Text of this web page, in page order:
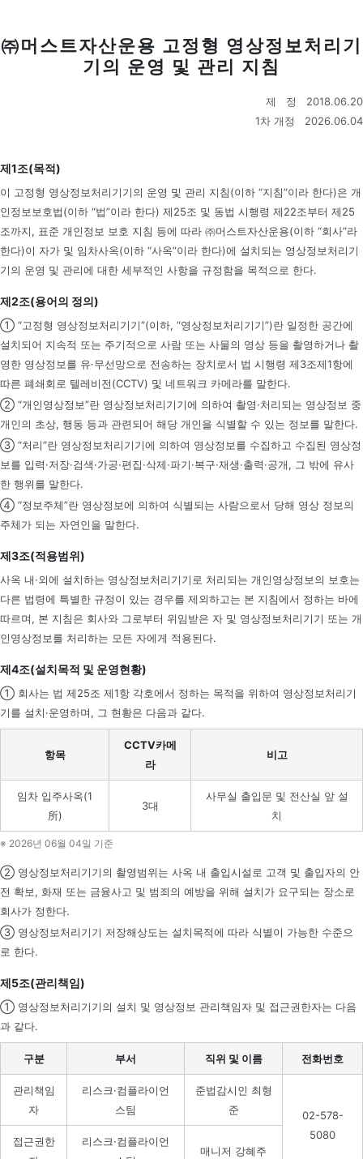
㈜머스트자산운용 고정형 영상정보처리기
기의 운영 및 관리 지침
제 정 2018.06.20
1차 개정 2026.06.04
제1조(목적)
이 고정형 영상정보처리기기의 운영 및 관리 지침(이하 “지침”이라 한다)은 개
인정보보호법(이하 “법”이라 한다) 제25조 및 동법 시행령 제22조부터 제25
조까지, 표준 개인정보 보호 지침 등에 따라 ㈜머스트자산운용(이하 “회사”라
한다)이 자가 및 임차사옥(이하 “사옥”이라 한다)에 설치되는 영상정보처리기
기의 운영 및 관리에 대한 세부적인 사항을 규정함을 목적으로 한다.
제2조(용어의 정의)
① “고정형 영상정보처리기기”(이하, “영상정보처리기기”)란 일정한 공간에
설치되어 지속적 또는 주기적으로 사람 또는 사물의 영상 등을 촬영하거나 촬
영한 영상정보를 유·무선망으로 전송하는 장치로서 법 시행령 제3조제1항에
따른 폐쇄회로 텔레비전(CCTV) 및 네트워크 카메라를 말한다.
② “개인영상정보”란 영상정보처리기기에 의하여 촬영·처리되는 영상정보 중
개인의 초상, 행동 등과 관련되어 해당 개인을 식별할 수 있는 정보를 말한다.
③ “처리”란 영상정보처리기기에 의하여 영상정보를 수집하고 수집된 영상정
보를 입력·저장·검색·가공·편집·삭제·파기·복구·재생·출력·공개, 그 밖에 유사
한 행위를 말한다.
④ “정보주체”란 영상정보에 의하여 식별되는 사람으로서 당해 영상 정보의
주체가 되는 자연인을 말한다.
제3조(적용범위)
사옥 내·외에 설치하는 영상정보처리기기로 처리되는 개인영상정보의 보호는
다른 법령에 특별한 규정이 있는 경우를 제외하고는 본 지침에서 정하는 바에
따르며, 본 지침은 회사와 그로부터 위임받은 자 및 영상정보처리기기 또는 개
인영상정보를 처리하는 모든 자에게 적용된다.
제4조(설치목적 및 운영현황)
① 회사는 법 제25조 제1항 각호에서 정하는 목적을 위하여 영상정보처리기
기를 설치·운영하며, 그 현황은 다음과 같다.
항목
CCTV카메
라
비고
임차 입주사옥(1
所)
3대
사무실 출입문 및 전산실 앞 설
치
※ 2026년 06월 04일 기준
② 영상정보처리기기의 촬영범위는 사옥 내 출입시설로 고객 및 출입자의 안
전 확보, 화재 또는 금융사고 및 범죄의 예방을 위해 설치가 요구되는 장소로
회사가 정한다.
③ 영상정보처리기기 저장해상도는 설치목적에 따라 식별이 가능한 수준으
로 한다.
제5조(관리책임)
① 영상정보처리기기의 설치 및 영상정보 관리책임자 및 접근권한자는 다음
과 같다.
구분 부서 직위 및 이름 전화번호
관리책임
자
리스크·컴플라이언
스팀
준법감시인 최형
준
02-578-
5080
접근권한
리스크·컴플라이언
매니저 강혜주